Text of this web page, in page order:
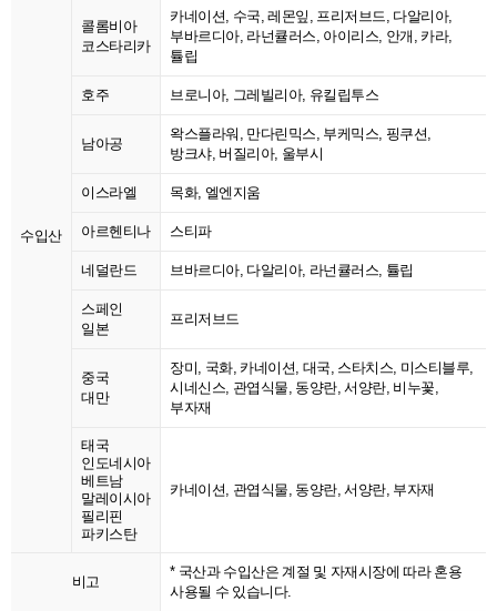
수입산
콜롬비아
코스타리카
카네이션, 수국, 레몬잎, 프리저브드, 다알리아,
부바르디아, 라넌큘러스, 아이리스, 안개, 카라,
튤립
호주 브로니아, 그레빌리아, 유킬립투스
남아공
왁스플라워, 만다린믹스, 부케믹스, 핑쿠션,
방크샤, 버질리아, 울부시
이스라엘 목화, 엘엔지움
아르헨티나 스티파
네덜란드 브바르디아, 다알리아, 라넌큘러스, 튤립
스페인
일본
프리저브드
중국
대만
장미, 국화, 카네이션, 대국, 스타치스, 미스티블루,
시네신스, 관엽식물, 동양란, 서양란, 비누꽃,
부자재
태국
인도네시아
베트남
말레이시아
필리핀
파키스탄
카네이션, 관엽식물, 동양란, 서양란, 부자재
비고
* 국산과 수입산은 계절 및 자재시장에 따라 혼용
사용될 수 있습니다.